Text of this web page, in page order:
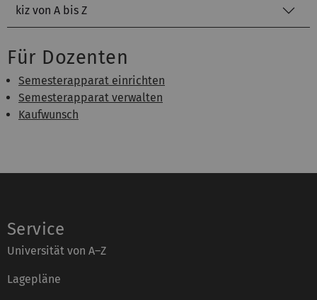
kiz von A bis Z
Für Dozenten
Semesterapparat einrichten
Semesterapparat verwalten
Kaufwunsch
Service
Universität von A–Z
Lagepläne